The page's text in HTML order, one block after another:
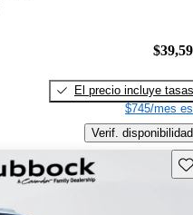
El precio incluye tasas
$745/mes
Verif. disponibilidad